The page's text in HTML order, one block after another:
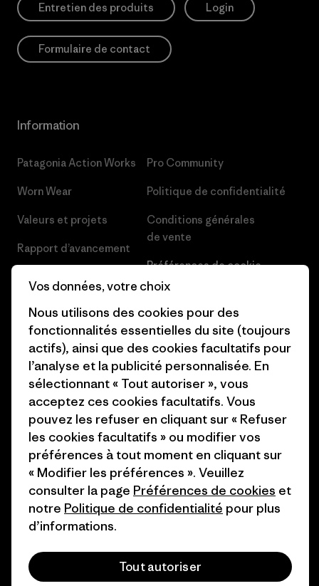
Entretien des produits Login
Formulaire de contact
Information
Patagonia Action Works
Worn Wear
Valeurs et projets
Rapport d’avancement
Objectifs climatiques
1% For The Planet
Comment nous
finançons
Cartes cadeaux
Nos magasins
Pro Community
Politique de confidentialité
Conditions générales
de vente
Préférences de cookie
Carrières
Presse et media
Industry program
Programme d’affiliation
Patagonia Belgique Plan du
site
© 2026 Patagonia, Inc. All Rights Reserved.
Vos données, votre choix
Nous utilisons des cookies pour des
fonctionnalités essentielles du site (toujours
actifs), ainsi que des cookies facultatifs pour
l’analyse et la publicité personnalisée. En
sélectionnant « Tout autoriser », vous
acceptez ces cookies facultatifs. Vous
pouvez les refuser en cliquant sur « Refuser
les cookies facultatifs » ou modifier vos
préférences à tout moment en cliquant sur
« Modifier les préférences ». Veuillez
consulter la page Préférences de cookies et
notre Politique de confidentialité pour plus
d’informations.
Tout autoriser